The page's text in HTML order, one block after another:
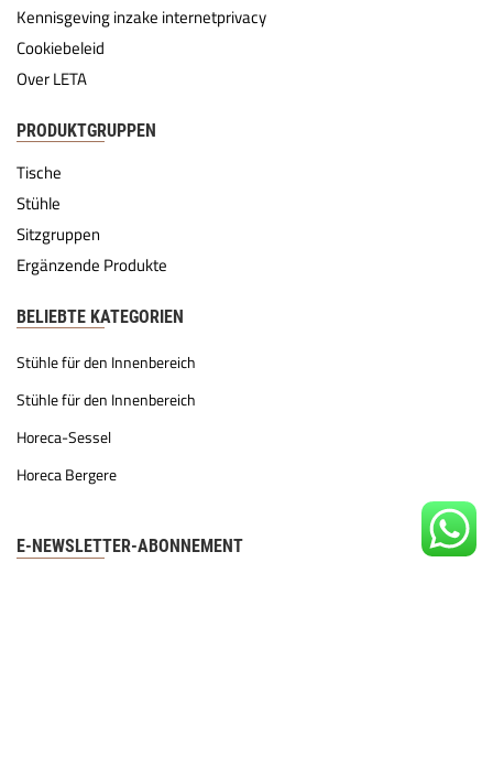
Kennisgeving inzake internetprivacy
Cookiebeleid
Over LETA
PRODUKTGRUPPEN
Tische
Stühle
Sitzgruppen
Ergänzende Produkte
BELIEBTE KATEGORIEN
Stühle für den Innenbereich
Stühle für den Innenbereich
Horeca-Sessel
Horeca Bergere
E-NEWSLETTER-ABONNEMENT